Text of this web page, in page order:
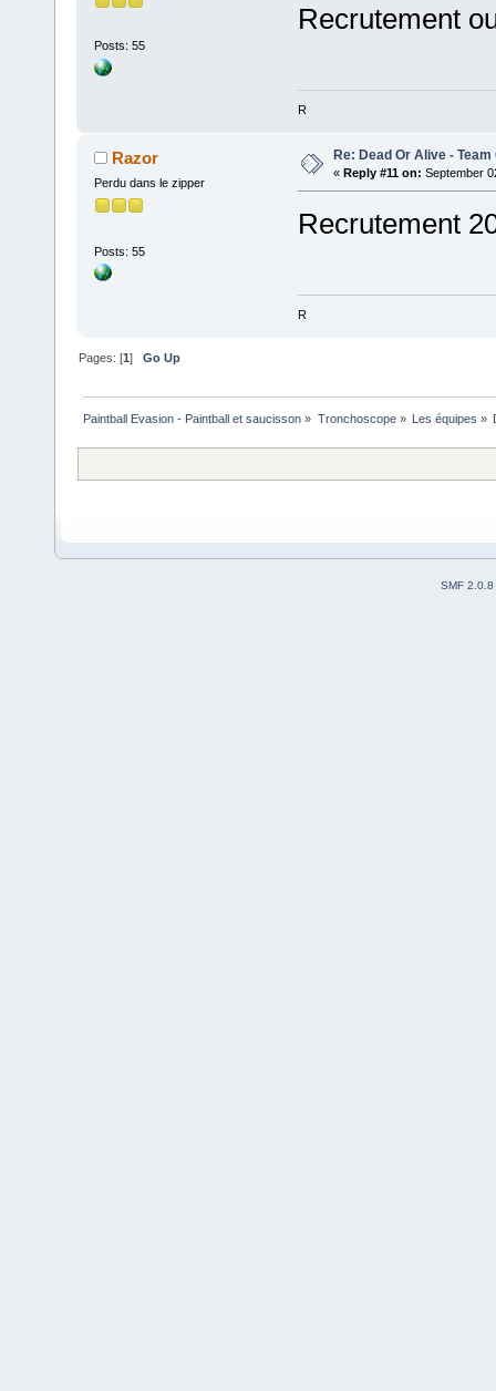
Posts: 55
Recrutement
R
Razor
Perdu dans le zipper
Posts: 55
Re: Dead Or Alive - Team
« Reply #11 on: September
Recrutement
R
Pages: [1]Go Up
Paintball Evasion - Paintball et saucisson » Tronchoscope» Les équipes »
SMF 2.0.8